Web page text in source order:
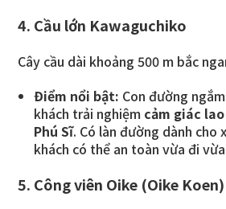
4. Cầu lớn Kawaguchiko
Cây cầu dài khoảng 500 m bắc
Điểm nổi bật: Con đường
khách trải nghiệm cảm giác
Phú Sĩ. Có làn đường dành cho
khách có thể an toàn vừa đi
5. Công viên Oike (Oike Koen)